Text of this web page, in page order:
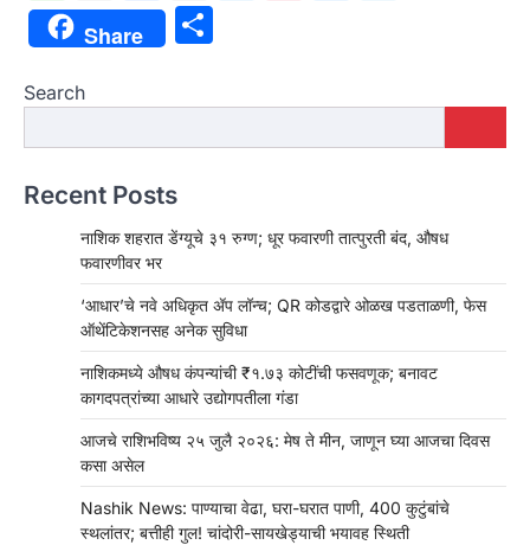
Link
Share
Search
Recent Posts
नाशिक शहरात डेंग्यूचे ३१ रुग्ण; धूर फवारणी तात्पुरती बंद, औषध
फवारणीवर भर
‘आधार’चे नवे अधिकृत ॲप लॉन्च; QR कोडद्वारे ओळख पडताळणी, फेस
ऑथेंटिकेशनसह अनेक सुविधा
नाशिकमध्ये औषध कंपन्यांची ₹१.७३ कोटींची फसवणूक; बनावट
कागदपत्रांच्या आधारे उद्योगपतीला गंडा
आजचे राशिभविष्य २५ जुलै २०२६: मेष ते मीन, जाणून घ्या आजचा दिवस
कसा असेल
Nashik News: पाण्याचा वेढा, घरा-घरात पाणी, 400 कुटुंबांचे
स्थलांतर; बत्तीही गुल! चांदोरी-सायखेड्याची भयावह स्थिती